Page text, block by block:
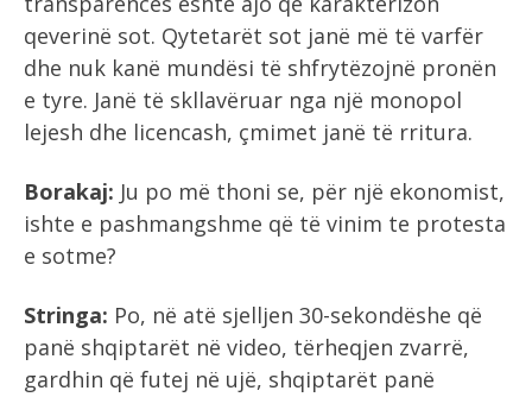
qeverinë sot. Qytetarët sot janë më të varfër
dhe nuk kanë mundësi të shfrytëzojnë pronën
e tyre. Janë të skllavëruar nga një monopol
lejesh dhe licencash, çmimet janë të rritura.
Borakaj: Ju po më thoni se, për një ekonomist,
ishte e pashmangshme që të vinim te protesta
e sotme?
Stringa: Po, në atë sjelljen 30-sekondëshe që
panë shqiptarët në video, tërheqjen zvarrë,
gardhin që futej në ujë, shqiptarët panë